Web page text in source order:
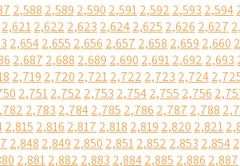
2,588 2,589 2,590 2,5912,592 2,593 2,594
2,6212,622 2,623 2,6242,625 2,626 2,627
2,6542,655 2,656 2,657 2,658 2,659 2,660
2,687 2,688 2,689 2,690 2,6912,692 2,693
2,719 2,720 2,7212,722 2,723 2,724
2,7512,752 2,753 2,7542,755 2,756
2,783 2,7842,785 2,786 2,787 2,788
2,815 2,816 2,817 2,818 2,819 2,820 2,821
2,848 2,849 2,850 2,8512,852 2,853 2,854
2,8812,882 2,883 2,8842,885 2,886 2,887